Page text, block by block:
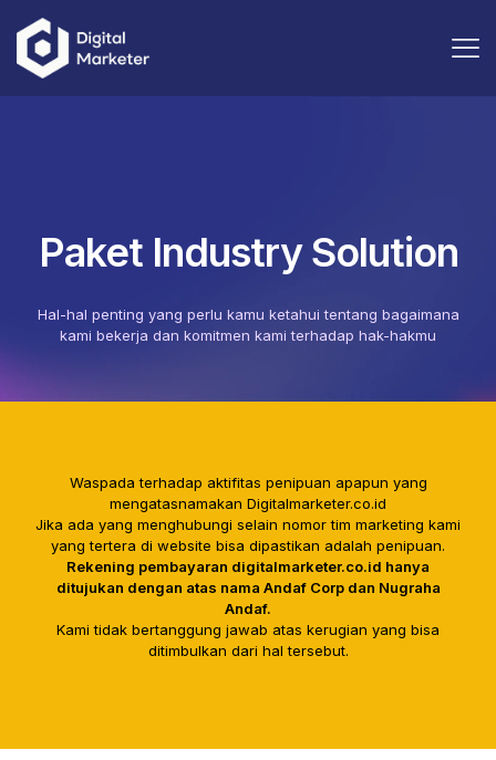
Paket Industry Solution
Hal-hal penting yang perlu kamu ketahui tentang bagaimana
kami bekerja dan komitmen kami terhadap hak-hakmu
Waspada terhadap aktifitas penipuan apapun yang
mengatasnamakan Digitalmarketer.co.id
Jika ada yang menghubungi selain nomor tim marketing kami
yang tertera di website bisa dipastikan adalah penipuan.
Rekening pembayaran digitalmarketer.co.id hanya
ditujukan dengan atas nama Andaf Corp dan Nugraha
Andaf.
Kami tidak bertanggung jawab atas kerugian yang bisa
ditimbulkan dari hal tersebut.